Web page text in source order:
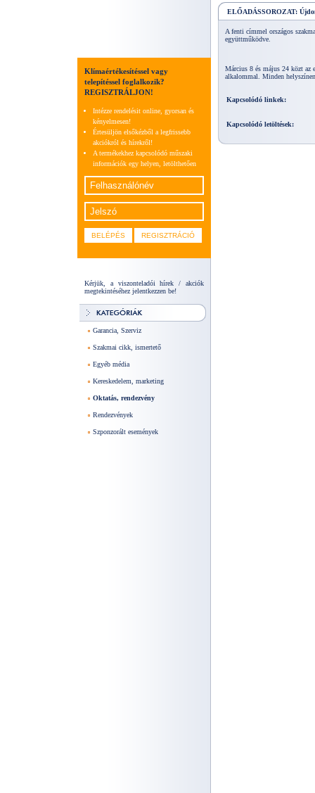
Klímaértékesítéssel vagy
telepítéssel foglalkozik?
REGISZTRÁLJON!
Intézze rendelésit online, gyorsan és
kényelmesen!
Értesüljön elsőkézből a legfrissebb
akciókról és hírekről!
A termékekhez kapcsolódó műszaki
információk egy helyen, letölthetően
Kérjük, a viszonteladói hírek / akciók
megtekintéséhez jelentkezzen be!
Garancia, Szerviz
Szakmai cikk, ismertető
Egyéb média
Kereskedelem, marketing
Oktatás, rendezvény
Rendezvények
Szponzorált események
ELŐADÁSSOROZAT:
A fenti címmel országos
együttműködve.
Március 8 és május 24 közt az
alkalommal. Minden
Kapcsolódó linkek:
Kapcsolódó letöltések: